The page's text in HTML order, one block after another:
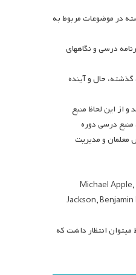
در موضوعات مربوط به
درسی و نگاه­های
گذشته، حال و آینده
دانش پژوهی[۴] در دانشگاه برقرار می‌کند و از این لحاظ منبع
منبع درسی دوره
معلمان و مدیریت
Michael Apple,
Jackson,
انتظار داشت که